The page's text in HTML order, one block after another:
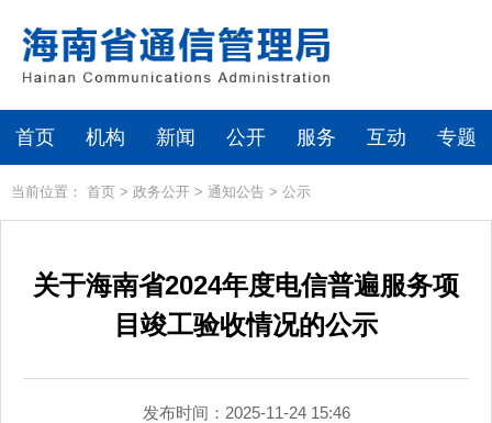
首页 机构 新闻 公开 服务 互动 专题
当前位置： 首页 > 政务公开 > 通知公告 > 公示
关于海南省2024年度电信普遍服务项
目竣工验收情况的公示
发布时间：2025-11-24 15:46